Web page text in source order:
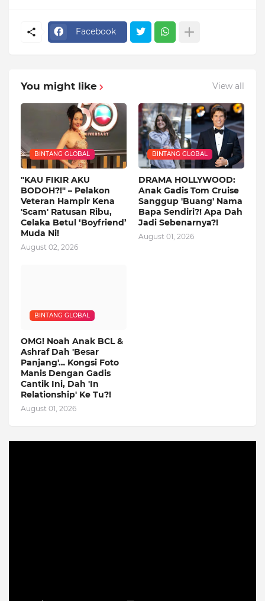
Facebook
You might like View all
BINTANG GLOBAL
"KAU FIKIR AKU
BODOH?!" – Pelakon
Veteran Hampir Kena
'Scam' Ratusan Ribu,
Celaka Betul ‘Boyfriend’
Muda Ni!
August 02, 2026
BINTANG GLOBAL
DRAMA HOLLYWOOD:
Anak Gadis Tom Cruise
Sanggup 'Buang' Nama
Bapa Sendiri?! Apa Dah
Jadi Sebenarnya?!
August 01, 2026
BINTANG GLOBAL
OMG! Noah Anak BCL &
Ashraf Dah 'Besar
Panjang'… Kongsi Foto
Manis Dengan Gadis
Cantik Ini, Dah 'In
Relationship' Ke Tu?!
August 01, 2026